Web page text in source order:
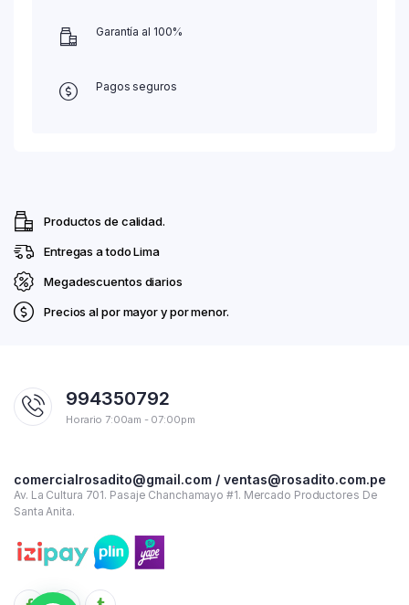
Garantía al 100%
Pagos seguros
Productos de calidad.
Entregas a todo Lima
Megadescuentos diarios
Precios al por mayor y por menor.
994350792
Horario 7:00am - 07:00pm
comercialrosadito@gmail.com / ventas@rosadito.com.pe
Av. La Cultura 701. Pasaje Chanchamayo #1. Mercado Productores De
Santa Anita.